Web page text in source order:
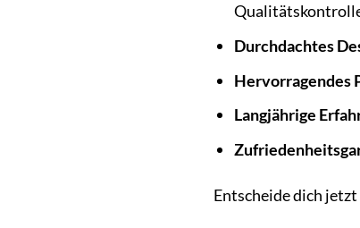
Durchdachtes
Hervorragendes
Langjährige
Entscheide dich